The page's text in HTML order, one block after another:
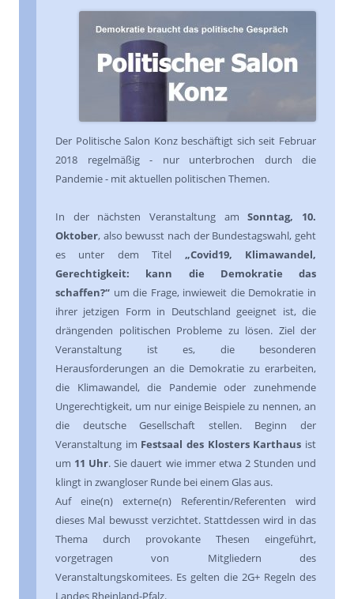
Der Politische Salon Konz beschäftigt sich seit Februar
2018 regelmäßig - nur unterbrochen durch die
Pandemie - mit aktuellen politischen Themen.
In der nächsten Veranstaltung amSonntag, 10.
Oktober, also bewusst nach der Bundestagswahl, geht
es unter dem Titel „Covid19, Klimawandel,
Gerechtigkeit: kann die Demokratie das
schaffen?“ um die Frage, inwieweit die Demokratie in
ihrer jetzigen Form in Deutschland geeignet ist, die
drängenden politischen Probleme zu lösen. Ziel der
Veranstaltung ist es, die besonderen
Herausforderungen an die Demokratie zu erarbeiten,
die Klimawandel, die Pandemie oder zunehmende
Ungerechtigkeit, um nur einige Beispiele zu nennen, an
die deutsche Gesellschaft stellen. Beginn der
Veranstaltung im Festsaal des Klosters Karthaus ist
um 11 Uhr. Sie dauert wie immer etwa 2 Stunden und
klingt in zwangloser Runde bei einem Glas aus.
Auf eine(n) externe(n) Referentin/Referenten wird
dieses Mal bewusst verzichtet. Stattdessen wird in das
Thema durch provokante Thesen eingeführt,
vorgetragen von Mitgliedern des
Veranstaltungskomitees. Es gelten die 2G+ Regeln des
Landes Rheinland-Pfalz.